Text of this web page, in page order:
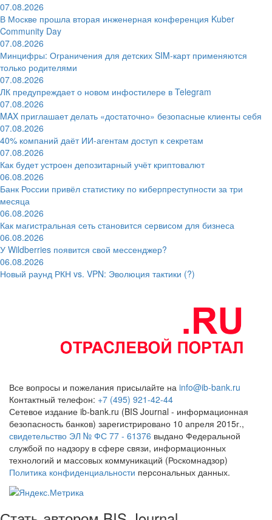
07.08.2026
В Москве прошла вторая инженерная конференция Kuber
Community Day
07.08.2026
Минцифры: Ограничения для детских SIM-карт применяются
только родителями
07.08.2026
ЛК предупреждает о новом инфостилере в Telegram
07.08.2026
MAX приглашает делать «достаточно» безопасные клиенты себя
07.08.2026
40% компаний даёт ИИ‑агентам доступ к секретам
07.08.2026
Как будет устроен депозитарный учёт криптовалют
06.08.2026
Банк России привёл статистику по киберпреступности за три
месяца
06.08.2026
Как магистральная сеть становится сервисом для бизнеса
06.08.2026
У Wildberries появится свой мессенджер?
06.08.2026
Новый раунд РКН vs. VPN: Эволюция тактики (?)
Все вопросы и пожелания присылайте на info@ib-bank.ru
Контактный телефон: +7 (495) 921-42-44
Сетевое издание ib-bank.ru (BIS Journal - информационная
безопасность банков) зарегистрировано 10 апреля 2015г.,
свидетельство ЭЛ № ФС 77 - 61376 выдано Федеральной
службой по надзору в сфере связи, информационных
технологий и массовых коммуникаций (Роскомнадзор)
Политика конфиденциальности персональных данных.